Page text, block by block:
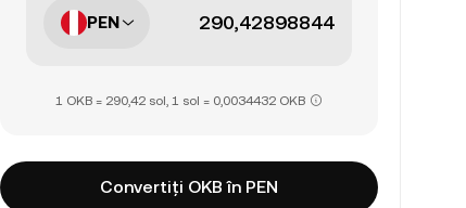
PEN
1 OKB = 290,42 sol, 1 sol = 0,0034432 OKB
Convertiți OKB în PEN